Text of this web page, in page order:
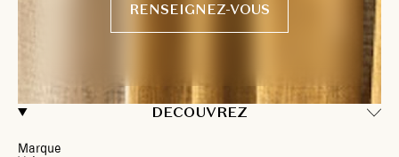
DECOUVREZ
Marque
RENSEIGNEZ-VOUS